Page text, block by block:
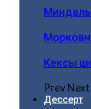
Кексы
PrevNext
Дессерт